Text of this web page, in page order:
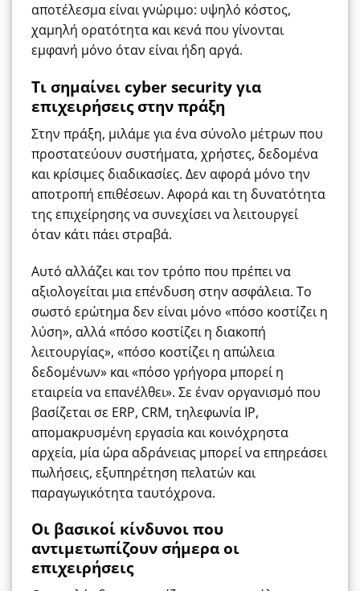
αποτέλεσμα είναι γνώριμο: υψηλό κόστος,
χαμηλή ορατότητα και κενά που γίνονται
εμφανή μόνο όταν είναι ήδη αργά.
Τι σημαίνει cyber security για
επιχειρήσεις στην πράξη
Στην πράξη, μιλάμε για ένα σύνολο μέτρων που
προστατεύουν συστήματα, χρήστες, δεδομένα
και κρίσιμες διαδικασίες. Δεν αφορά μόνο την
αποτροπή επιθέσεων. Αφορά και τη δυνατότητα
της επιχείρησης να συνεχίσει να λειτουργεί
όταν κάτι πάει στραβά.
Αυτό αλλάζει και τον τρόπο που πρέπει να
αξιολογείται μια επένδυση στην ασφάλεια. Το
σωστό ερώτημα δεν είναι μόνο «πόσο κοστίζει η
λύση», αλλά «πόσο κοστίζει η διακοπή
λειτουργίας», «πόσο κοστίζει η απώλεια
δεδομένων» και «πόσο γρήγορα μπορεί η
εταιρεία να επανέλθει». Σε έναν οργανισμό που
βασίζεται σε ERP, CRM, τηλεφωνία IP,
απομακρυσμένη εργασία και κοινόχρηστα
αρχεία, μία ώρα αδράνειας μπορεί να επηρεάσει
πωλήσεις, εξυπηρέτηση πελατών και
παραγωγικότητα ταυτόχρονα.
Οι βασικοί κίνδυνοι που
αντιμετωπίζουν σήμερα οι
επιχειρήσεις